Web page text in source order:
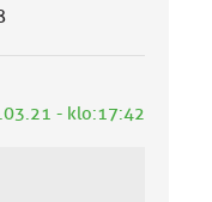
- klo:17:42